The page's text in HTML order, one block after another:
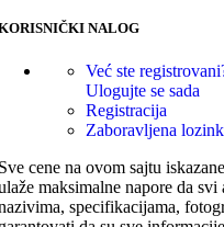
NALOG
Već ste
Ulogujte se sada
Registracija
Zaboravljena
cene na ovom sajtu
maksimalne napore da
specifikacijama,